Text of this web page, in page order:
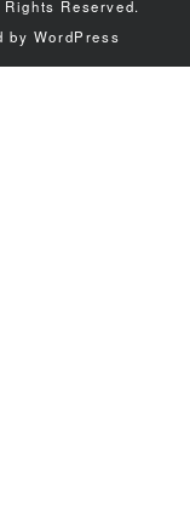
Reserved.
by WordPress